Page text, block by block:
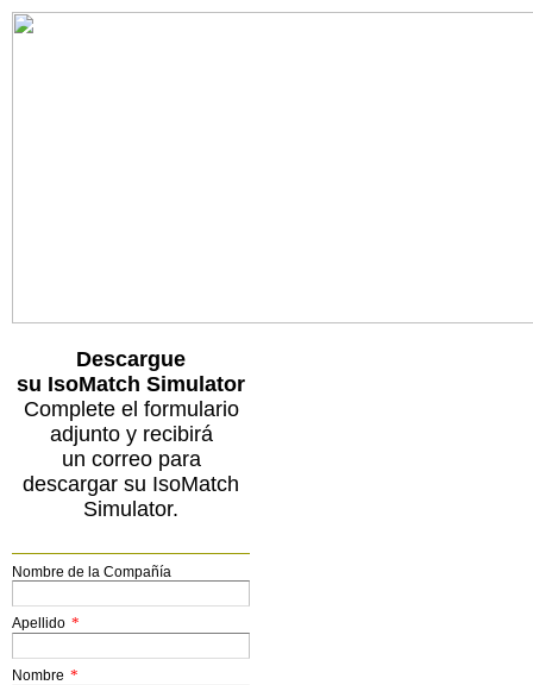
Descargue
su IsoMatch Simulator
Complete el formulario
adjunto y recibirá
un correo para
descargar su IsoMatch
Simulator.
Nombre de la Compañía
Apellido *
Nombre *